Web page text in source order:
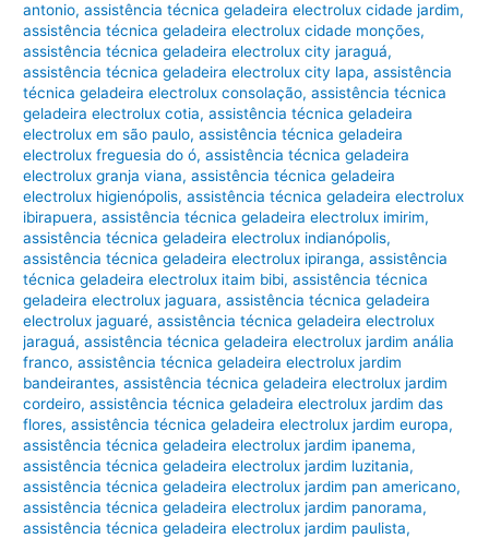
antonio,assistência técnica geladeira electrolux cidade jardim,
assistência técnica geladeira electrolux cidade monções,
assistência técnica geladeira electrolux city jaraguá,
assistência técnica geladeira electrolux city lapa,assistência
técnica geladeira electrolux consolação,assistência técnica
geladeira electrolux cotia,assistência técnica geladeira
electrolux em são paulo,assistência técnica geladeira
electrolux freguesia do ó,assistência técnica geladeira
electrolux granja viana,assistência técnica geladeira
electrolux higienópolis,assistência técnica geladeira electrolux
ibirapuera,assistência técnica geladeira electrolux imirim,
assistência técnica geladeira electrolux indianópolis,
assistência técnica geladeira electrolux ipiranga,assistência
técnica geladeira electrolux itaim bibi,assistência técnica
geladeira electrolux jaguara,assistência técnica geladeira
electrolux jaguaré,assistência técnica geladeira electrolux
jaraguá,assistência técnica geladeira electrolux jardim anália
franco,assistência técnica geladeira electrolux jardim
bandeirantes,assistência técnica geladeira electrolux jardim
cordeiro,assistência técnica geladeira electrolux jardim das
flores,assistência técnica geladeira electrolux jardim europa,
assistência técnica geladeira electrolux jardim ipanema,
assistência técnica geladeira electrolux jardim luzitania,
assistência técnica geladeira electrolux jardim pan americano,
assistência técnica geladeira electrolux jardim panorama,
assistência técnica geladeira electrolux jardim paulista,